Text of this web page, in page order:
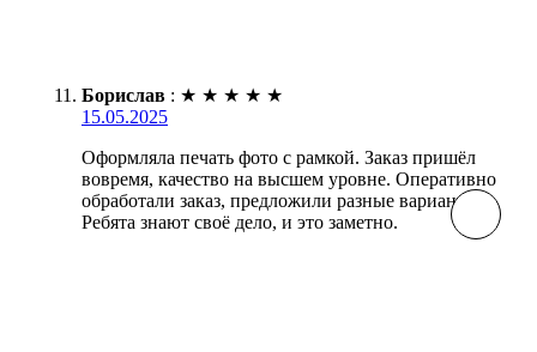
Борислав : ★ ★ ★ ★ ★
15.05.2025
Оформляла печать фото с рамкой. Заказ пришёл
вовремя, качество на высшем уровне. Оперативно
обработали заказ, предложили разные варианты.
Ребята знают своё дело, и это заметно.